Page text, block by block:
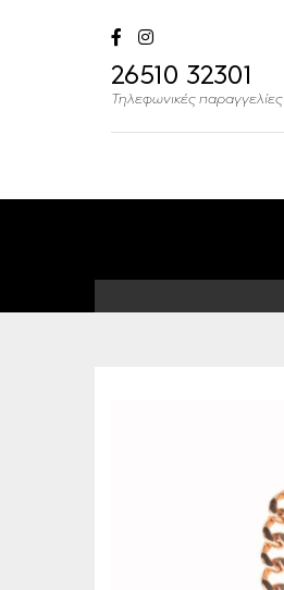
26510 32301
Τηλεφωνικές παραγγελίες